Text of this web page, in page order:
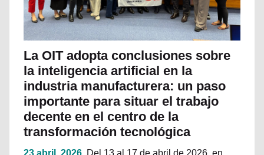
La OIT adopta conclusiones sobre
la inteligencia artificial en la
industria manufacturera: un paso
importante para situar el trabajo
decente en el centro de la
transformación tecnológica
23 abril, 2026 Del 13 al 17 de abril de 2026, en